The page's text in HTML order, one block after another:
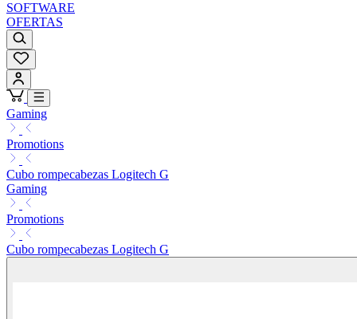
SOFTWARE
OFERTAS
Gaming
Promotions
Cubo rompecabezas Logitech G
Gaming
Promotions
Cubo rompecabezas Logitech G